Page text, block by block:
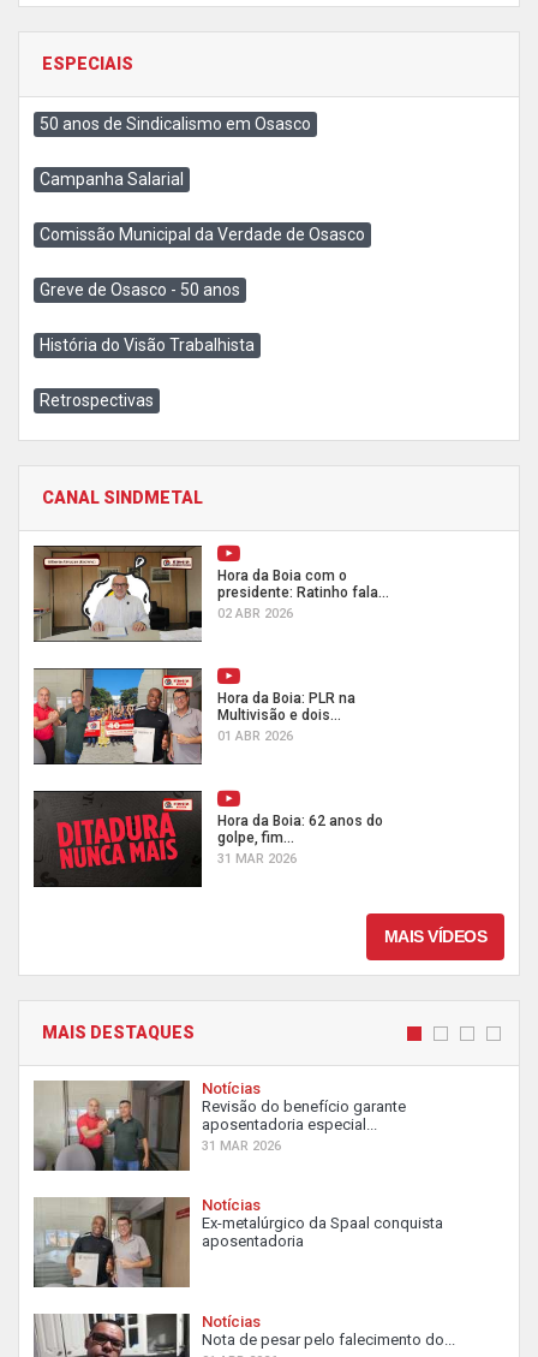
ESPECIAIS
50 anos de Sindicalismo em Osasco
Campanha Salarial
Comissão Municipal da Verdade de Osasco
Greve de Osasco - 50 anos
História do Visão Trabalhista
Retrospectivas
CANAL SINDMETAL
Hora da Boia com o
presidente: Ratinho fala...
02 ABR 2026
Hora da Boia: PLR na
Multivisão e dois...
01 ABR 2026
Hora da Boia: 62 anos do
golpe, fim...
31 MAR 2026
MAIS VÍDEOS
MAIS DESTAQUES
Notícias
Revisão do benefício garante
aposentadoria especial...
31 MAR 2026
Notícias
Ex-metalúrgico da Spaal conquista
aposentadoria
Notícias
Nota de pesar pelo falecimento do...